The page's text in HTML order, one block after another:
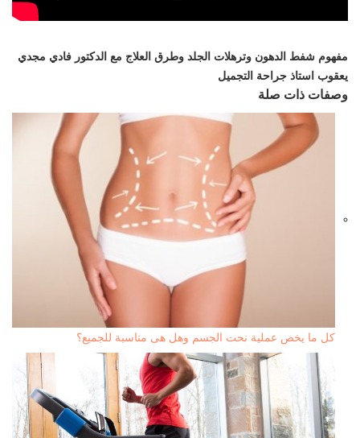
مفهوم شفط الدهون وترهلات الجلد وطرق العلاج مع الدكتور فادي مجدي
يعقوب استاذ جراحة التجميل
وصفات ذات صلة
كل ما يخص عملية نحت الجسم وهل هى مناسبة للجميع؟